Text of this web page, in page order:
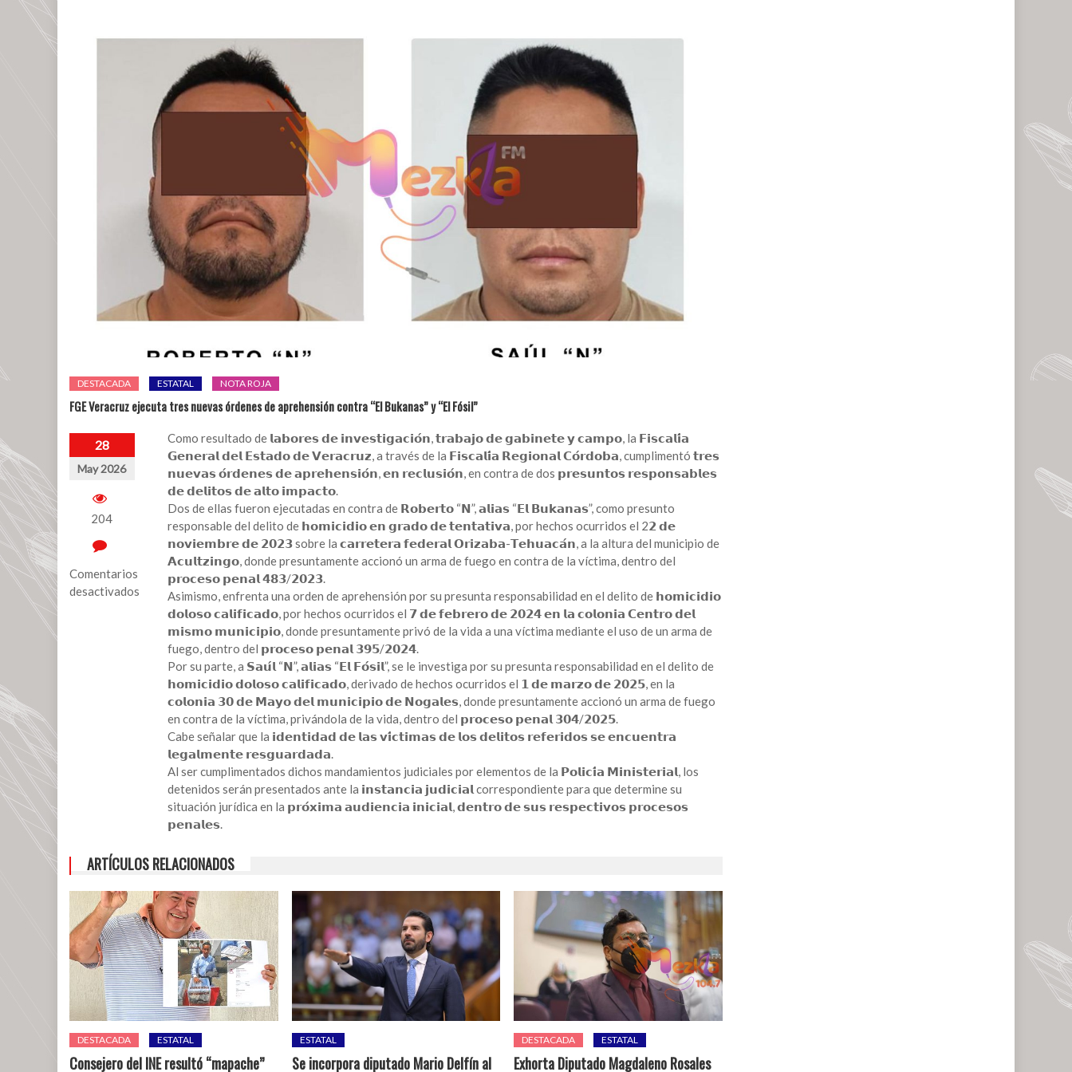
DESTACADA ESTATAL NOTA ROJA
FGE Veracruz ejecuta tres nuevas órdenes de aprehensión contra “El Bukanas” y “El Fósil”
28
May 2026
204
Comentarios
desactivados
Fósil”
Como resultado de 𝗹𝗮𝗯𝗼𝗿𝗲𝘀 𝗱𝗲 𝗶𝗻𝘃𝗲𝘀𝘁𝗶𝗴𝗮𝗰𝗶𝗼́𝗻, 𝘁𝗿𝗮𝗯𝗮𝗷𝗼 𝗱𝗲 𝗴𝗮𝗯𝗶𝗻𝗲𝘁𝗲 𝘆 𝗰𝗮𝗺𝗽𝗼, la 𝗙𝗶𝘀𝗰𝗮𝗹𝗶́𝗮
𝗚𝗲𝗻𝗲𝗿𝗮𝗹 𝗱𝗲𝗹 𝗘𝘀𝘁𝗮𝗱𝗼 𝗱𝗲 𝗩𝗲𝗿𝗮𝗰𝗿𝘂𝘇, a través de la 𝗙𝗶𝘀𝗰𝗮𝗹𝗶́𝗮 𝗥𝗲𝗴𝗶𝗼𝗻𝗮𝗹 𝗖𝗼́𝗿𝗱𝗼𝗯𝗮, cumplimentó 𝘁𝗿𝗲𝘀
𝗻𝘂𝗲𝘃𝗮𝘀 𝗼́𝗿𝗱𝗲𝗻𝗲𝘀 𝗱𝗲 𝗮𝗽𝗿𝗲𝗵𝗲𝗻𝘀𝗶𝗼́𝗻, 𝗲𝗻 𝗿𝗲𝗰𝗹𝘂𝘀𝗶𝗼́𝗻, en contra de dos 𝗽𝗿𝗲𝘀𝘂𝗻𝘁𝗼𝘀 𝗿𝗲𝘀𝗽𝗼𝗻𝘀𝗮𝗯𝗹𝗲𝘀
𝗱𝗲 𝗱𝗲𝗹𝗶𝘁𝗼𝘀 𝗱𝗲 𝗮𝗹𝘁𝗼 𝗶𝗺𝗽𝗮𝗰𝘁𝗼.
Dos de ellas fueron ejecutadas en contra de 𝗥𝗼𝗯𝗲𝗿𝘁𝗼 “𝗡”, 𝗮𝗹𝗶𝗮𝘀 “𝗘𝗹 𝗕𝘂𝗸𝗮𝗻𝗮𝘀”, como presunto
responsable del delito de 𝗵𝗼𝗺𝗶𝗰𝗶𝗱𝗶𝗼 𝗲𝗻 𝗴𝗿𝗮𝗱𝗼 𝗱𝗲 𝘁𝗲𝗻𝘁𝗮𝘁𝗶𝘃𝗮, por hechos ocurridos el 2𝟮 𝗱𝗲
𝗻𝗼𝘃𝗶𝗲𝗺𝗯𝗿𝗲 𝗱𝗲 𝟮𝟬𝟮𝟯 sobre la 𝗰𝗮𝗿𝗿𝗲𝘁𝗲𝗿𝗮 𝗳𝗲𝗱𝗲𝗿𝗮𝗹 𝗢𝗿𝗶𝘇𝗮𝗯𝗮-𝗧𝗲𝗵𝘂𝗮𝗰𝗮́𝗻, a la altura del municipio de
𝗔𝗰𝘂𝗹𝘁𝘇𝗶𝗻𝗴𝗼, donde presuntamente accionó un arma de fuego en contra de la víctima, dentro del
𝗽𝗿𝗼𝗰𝗲𝘀𝗼 𝗽𝗲𝗻𝗮𝗹 𝟰𝟴𝟯/𝟮𝟬𝟮𝟯.
Asimismo, enfrenta una orden de aprehensión por su presunta responsabilidad en el delito de 𝗵𝗼𝗺𝗶𝗰𝗶𝗱𝗶𝗼
𝗱𝗼𝗹𝗼𝘀𝗼 𝗰𝗮𝗹𝗶𝗳𝗶𝗰𝗮𝗱𝗼, por hechos ocurridos el 𝟳 𝗱𝗲 𝗳𝗲𝗯𝗿𝗲𝗿𝗼 𝗱𝗲 𝟮𝟬𝟮𝟰 𝗲𝗻 𝗹𝗮 𝗰𝗼𝗹𝗼𝗻𝗶𝗮 𝗖𝗲𝗻𝘁𝗿𝗼 𝗱𝗲𝗹
𝗺𝗶𝘀𝗺𝗼 𝗺𝘂𝗻𝗶𝗰𝗶𝗽𝗶𝗼, donde presuntamente privó de la vida a una víctima mediante el uso de un arma de
fuego, dentro del 𝗽𝗿𝗼𝗰𝗲𝘀𝗼 𝗽𝗲𝗻𝗮𝗹 𝟯𝟵𝟱/𝟮𝟬𝟮𝟰.
Por su parte, a 𝗦𝗮𝘂́𝗹 “𝗡”, 𝗮𝗹𝗶𝗮𝘀 “𝗘𝗹 𝗙𝗼́𝘀𝗶𝗹”, se le investiga por su presunta responsabilidad en el delito de
𝗵𝗼𝗺𝗶𝗰𝗶𝗱𝗶𝗼 𝗱𝗼𝗹𝗼𝘀𝗼 𝗰𝗮𝗹𝗶𝗳𝗶𝗰𝗮𝗱𝗼, derivado de hechos ocurridos el 𝟭 𝗱𝗲 𝗺𝗮𝗿𝘇𝗼 𝗱𝗲 𝟮𝟬𝟮𝟱, en la
𝗰𝗼𝗹𝗼𝗻𝗶𝗮 𝟯𝟬 𝗱𝗲 𝗠𝗮𝘆𝗼 𝗱𝗲𝗹 𝗺𝘂𝗻𝗶𝗰𝗶𝗽𝗶𝗼 𝗱𝗲 𝗡𝗼𝗴𝗮𝗹𝗲𝘀, donde presuntamente accionó un arma de fuego
en contra de la víctima, privándola de la vida, dentro del 𝗽𝗿𝗼𝗰𝗲𝘀𝗼 𝗽𝗲𝗻𝗮𝗹 𝟯𝟬𝟰/𝟮𝟬𝟮𝟱.
Cabe señalar que la 𝗶𝗱𝗲𝗻𝘁𝗶𝗱𝗮𝗱 𝗱𝗲 𝗹𝗮𝘀 𝘃𝗶́𝗰𝘁𝗶𝗺𝗮𝘀 𝗱𝗲 𝗹𝗼𝘀 𝗱𝗲𝗹𝗶𝘁𝗼𝘀 𝗿𝗲𝗳𝗲𝗿𝗶𝗱𝗼𝘀 𝘀𝗲 𝗲𝗻𝗰𝘂𝗲𝗻𝘁𝗿𝗮
𝗹𝗲𝗴𝗮𝗹𝗺𝗲𝗻𝘁𝗲 𝗿𝗲𝘀𝗴𝘂𝗮𝗿𝗱𝗮𝗱𝗮.
Al ser cumplimentados dichos mandamientos judiciales por elementos de la 𝗣𝗼𝗹𝗶𝗰𝗶́𝗮 𝗠𝗶𝗻𝗶𝘀𝘁𝗲𝗿𝗶𝗮𝗹, los
detenidos serán presentados ante la 𝗶𝗻𝘀𝘁𝗮𝗻𝗰𝗶𝗮 𝗷𝘂𝗱𝗶𝗰𝗶𝗮𝗹 correspondiente para que determine su
situación jurídica en la 𝗽𝗿𝗼́𝘅𝗶𝗺𝗮 𝗮𝘂𝗱𝗶𝗲𝗻𝗰𝗶𝗮 𝗶𝗻𝗶𝗰𝗶𝗮𝗹, 𝗱𝗲𝗻𝘁𝗿𝗼 𝗱𝗲 𝘀𝘂𝘀 𝗿𝗲𝘀𝗽𝗲𝗰𝘁𝗶𝘃𝗼𝘀 𝗽𝗿𝗼𝗰𝗲𝘀𝗼𝘀
𝗽𝗲𝗻𝗮𝗹𝗲𝘀.
ARTÍCULOS RELACIONADOS
DESTACADA ESTATAL
Consejero del INE resultó “mapache”
ESTATAL
Se incorpora diputado Mario Delfín al
DESTACADA ESTATAL
Exhorta Diputado Magdaleno Rosales